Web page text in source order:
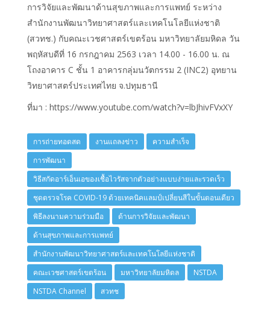
การวิจัยและพัฒนาด้านสุขภาพและการแพทย์ ระหว่าง
สำนักงานพัฒนาวิทยาศาสตร์และเทคโนโลยีแห่งชาติ
(สวทช.) กับคณะเวชศาสตร์เขตร้อน มหาวิทยาลัยมหิดล วัน
พฤหัสบดีที่ 16 กรกฎาคม 2563 เวลา 14.00 - 16.00 น. ณ
โถงอาคาร C ชั้น 1 อาคารกลุ่มนวัตกรรม 2 (INC2) อุทยาน
วิทยาศาสตร์ประเทศไทย จ.ปทุมธานี
ที่มา : https://www.youtube.com/watch?v=lbJhivFVxXY
การถ่ายทอดสด งานแถลงข่าว
ความสำเร็จ
การพัฒนา
วิธีสกัดอาร์เอ็นเอของเชื้อไวรัสจากตัวอย่างแบบง่ายและรวดเร็ว
ชุดตรวจโรค COVID-19 ด้วยเทคนิคแลมป์เปลี่ยนสีในขั้นตอนเดียว
พิธีลงนามความร่วมมือ
ด้านการวิจัยและพัฒนา
ด้านสุขภาพและการแพทย์
สำนักงานพัฒนาวิทยาศาสตร์และเทคโนโลยีแห่งชาติ
คณะเวชศาสตร์เขตร้อน
มหาวิทยาลัยมหิดล
NSTDA
NSTDA Channel
สวทช